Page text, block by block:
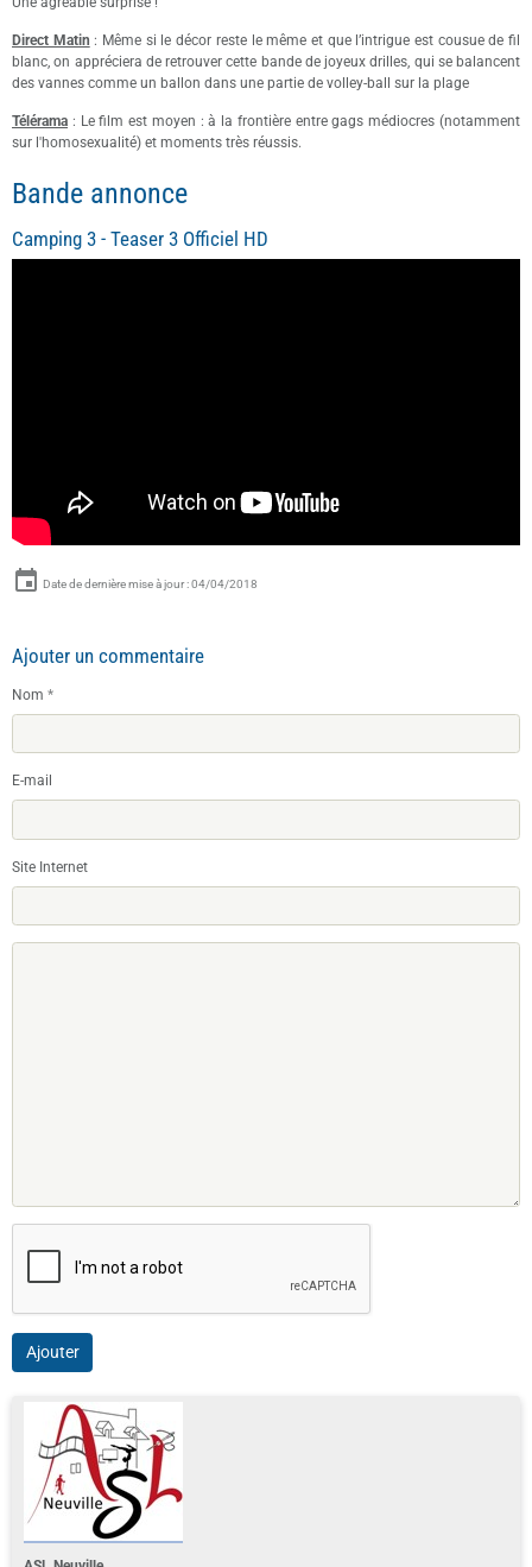
Direct Matin : Même si le décor reste le même et que l’intrigue est cousue de fil
blanc, on appréciera de retrouver cette bande de joyeux drilles, qui se balancent
des vannes comme un ballon dans une partie de volley-ball sur la plage
Télérama : Le film est moyen : à la frontière entre gags médiocres (notamment
sur l'homosexualité) et moments très réussis.
Bande annonce
Camping 3 - Teaser 3 Officiel HD
Date de dernière mise à jour : 04/04/2018
Ajouter un commentaire
Nom
E-mail
Site Internet
Ajouter